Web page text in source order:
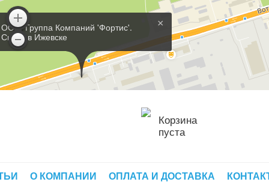
×
ООО 'Группа Компаний 'Фортис'.
Склад в Ижевске
Корзина
пуста
О КОМПАНИИ ОПЛАТА И ДОСТАВКА